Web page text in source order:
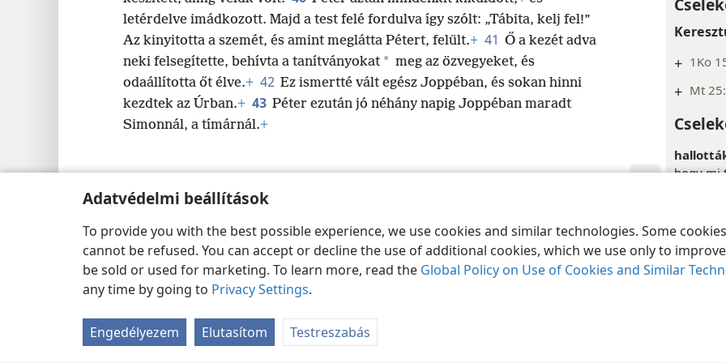
Adatvédelmi beállítások
To provide you with the best possible experience, we use cookies and similar technologies. Some
cannot be refused. You can accept or decline the use of additional cookies, which we use only to
be sold or used for marketing. To learn more, read the Global Policy on Use of Cookies and Similar
any time by going to Privacy Settings.
Engedélyezem Elutasítom Testreszabás
+ 1Ko
+ Mt
hogy mi
hogy
jelenti,
letérdelve imádkozott. Majd a test felé fordulva így szólt: „Tábita, kelj fel!”
Az kinyitotta a szemét, és amint meglátta Pétert, felült.+ 41 Ő a kezét adva
neki felsegítette, behívta a tanítványokat * meg az özvegyeket, és
odaállította őt élve.+ 42 Ez ismertté vált egész Joppéban, és sokan hinni
kezdtek az Úrban.+ 43 Péter ezután jó néhány napig Joppéban maradt
Simonnál, a tímárnál.+